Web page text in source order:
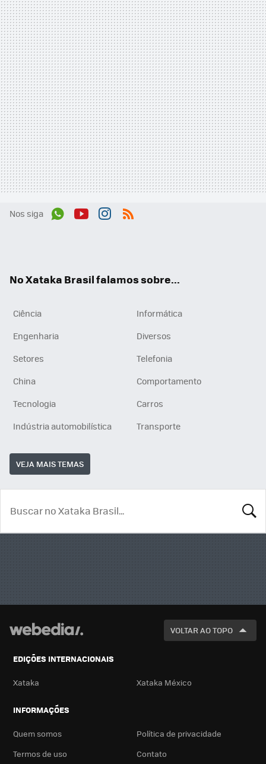
Nos siga
No Xataka Brasil falamos sobre...
Ciência
Informática
Engenharia
Diversos
Setores
Telefonia
China
Comportamento
Tecnologia
Carros
Indústria automobilística
Transporte
VEJA MAIS TEMAS
VOLTAR AO TOPO
EDIÇÕES INTERNACIONAIS
Xataka Xataka México
INFORMAÇÕES
Quem somos
Política de privacidade
Termos de uso
Contato